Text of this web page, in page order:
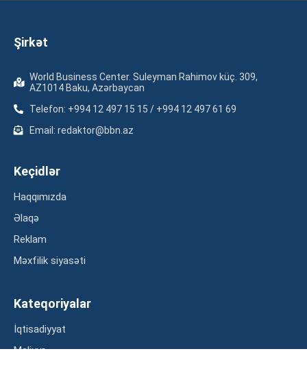
Şirkət
World Business Center. Suleyman Rahimov küç. 309,
AZ1014 Baku, Azərbaycan
Telefon: +994 12 497 15 15 / +994 12 497 61 69
Email: redaktor@bbn.az
Keçidlər
Haqqımızda
Əlaqə
Reklam
Məxfilik siyasəti
Kateqoriyalar
İqtisadiyyat
Maliyyə